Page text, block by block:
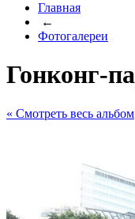
Главная
←
Фотогалереи
Гонконг-
« Cмотреть весь альбом